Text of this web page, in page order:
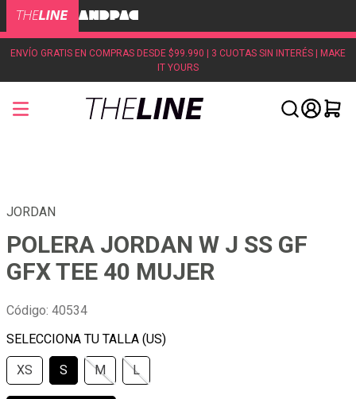
ENVÍO GRATIS EN COMPRAS DESDE $99.990 | 3 CUOTAS SIN INTERÉS | MAKE
IT YOURS
JORDAN
POLERA JORDAN W J SS GF
GFX TEE 40 MUJER
Código: 40534
XS S M L